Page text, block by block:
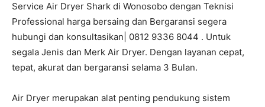
Service Air Dryer Shark di Wonosobo dengan Teknisi
Professional harga bersaing dan Bergaransi segera
hubungi dan konsultasikan| 0812 9336 8044 . Untuk
segala Jenis dan Merk Air Dryer. Dengan layanan cepat,
tepat, akurat dan bergaransi selama 3 Bulan.
Air Dryer merupakan alat penting pendukung sistem